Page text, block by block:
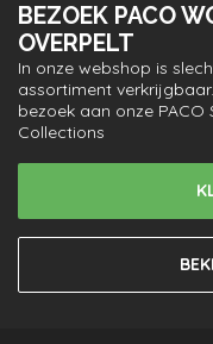
BEZOEK PACO
OVERPELT
In onze webshop is
assortiment
bezoek aan onze PACO
Collections